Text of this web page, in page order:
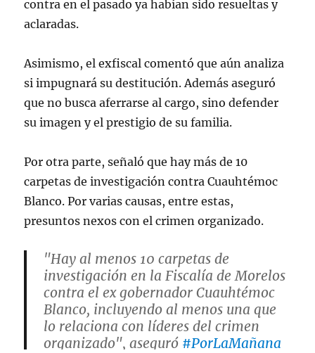
contra en el pasado ya habían sido resueltas y
aclaradas.
Asimismo, el exfiscal comentó que aún analiza
si impugnará su destitución. Además aseguró
que no busca aferrarse al cargo, sino defender
su imagen y el prestigio de su familia.
Por otra parte, señaló que hay más de 10
carpetas de investigación contra Cuauhtémoc
Blanco. Por varias causas, entre estas,
presuntos nexos con el crimen organizado.
"Hay al menos 10 carpetas de
investigación en la Fiscalía de Morelos
contra el ex gobernador Cuauhtémoc
Blanco, incluyendo al menos una que
lo relaciona con líderes del crimen
organizado", aseguró #PorLaMañana